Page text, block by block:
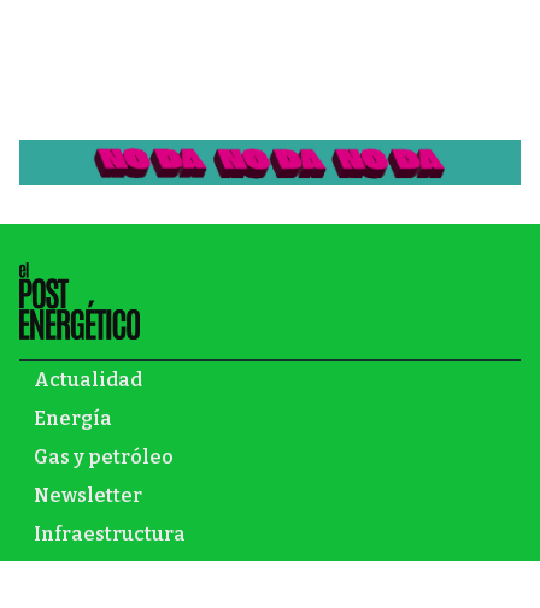
Actualidad
Energía
Gas y petróleo
Newsletter
Infraestructura